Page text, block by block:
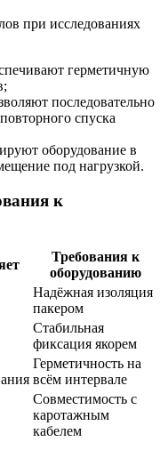
при исследованиях
герметичную
последовательно
спуска
оборудование в
под нагрузкой.
к
Требования к
оборудованию
Надёжная изоляция
пакером
Стабильная
фиксация якорем
Герметичность на
всём интервале
Совместимость с
каротажным
кабелем